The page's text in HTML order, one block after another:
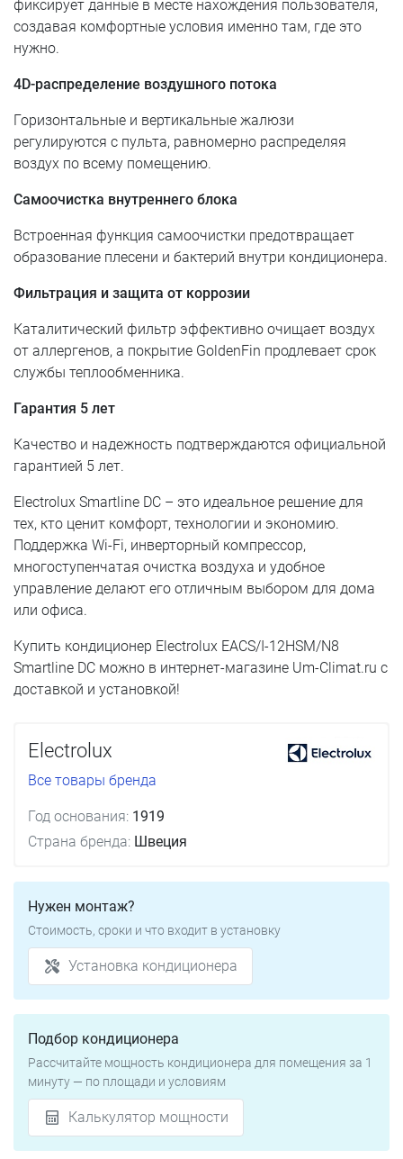
фиксирует данные в месте нахождения пользователя,
создавая комфортные условия именно там, где это
нужно.
4D-распределение воздушного потока
Горизонтальные и вертикальные жалюзи
регулируются с пульта, равномерно распределяя
воздух по всему помещению.
Самоочистка внутреннего блока
Встроенная функция самоочистки предотвращает
образование плесени и бактерий внутри кондиционера.
Фильтрация и защита от коррозии
Каталитический фильтр эффективно очищает воздух
от аллергенов, а покрытие GoldenFin продлевает срок
службы теплообменника.
Гарантия 5 лет
Качество и надежность подтверждаются официальной
гарантией 5 лет.
Electrolux Smartline DC – это идеальное решение для
тех, кто ценит комфорт, технологии и экономию.
Поддержка Wi-Fi, инверторный компрессор,
многоступенчатая очистка воздуха и удобное
управление делают его отличным выбором для дома
или офиса.
Купить кондиционер Electrolux EACS/I-12HSM/N8
Smartline DC можно в интернет-магазине Um-Climat.ru с
доставкой и установкой!
Electrolux
Все товары бренда
Год основания: 1919
Страна бренда: Швеция
Нужен монтаж?
Стоимость, сроки и что входит в установку
Установка кондиционера
Подбор кондиционера
Рассчитайте мощность кондиционера для помещения за 1
минуту — по площади и условиям
Калькулятор мощности